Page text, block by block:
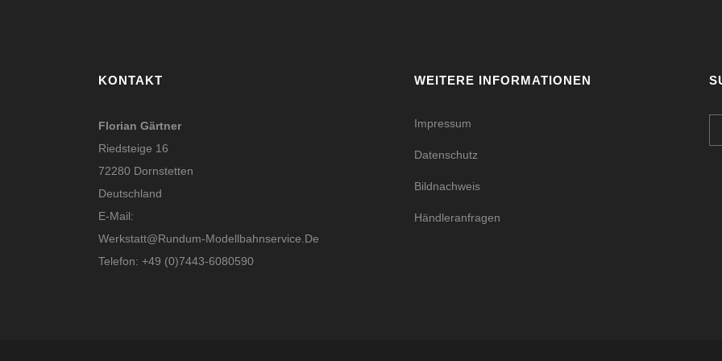
KONTAKT
Florian Gärtner
Riedsteige 16
72280 Dornstetten
Deutschland
E-Mail:
Werkstatt@rundum-Modellbahnservice.de
Telefon: +49 (0)7443-6080590
WEITERE INFORMATIONEN
Impressum
Datenschutz
Bildnachweis
Händleranfragen